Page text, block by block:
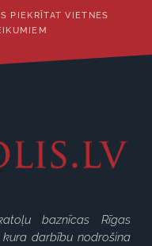
PIEKRĪTAT VIETNES
baznīcas Rīgas
kura darbību nodrošina